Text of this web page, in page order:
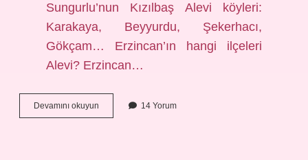
Sungurlu’nun Kızılbaş Alevi köyleri:
Karakaya, Beyyurdu, Şekerhacı,
Gökçam… Erzincan’ın hangi ilçeleri
Alevi? Erzincan…
Devamını okuyun
Köyü
14 Yorum